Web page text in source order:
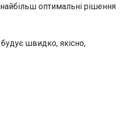
оптимальні рішення
швидко, якісно,